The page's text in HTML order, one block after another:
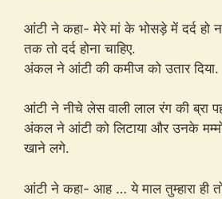
आंटी ने कहा- मेरे मां के भोसड़े में दर्द हो
तक तो दर्द होना चाहिए.
अंकल ने आंटी की कमीज को उतार दिया.
आंटी ने नीचे लेस वाली लाल रंग की ब्रा
अंकल ने आंटी को लिटाया और उनके
खाने लगे.
आंटी ने कहा- आह … ये माल तुम्हारा ही